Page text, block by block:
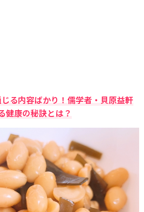
る内容ばかり！儒学者・貝原益軒
健康の秘訣とは？